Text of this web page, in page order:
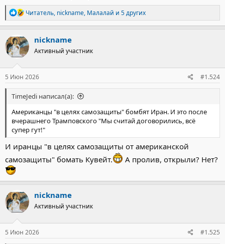
Р
е
а
ц
и
:
Читатель, nickname, Малалай и 5 других
nickname
Активный участник
5 Июн 2026 #1.524
TimeJedi написал(а):
Американцы "в целях самозащиты" бомбят Иран. И это после
вчерашнего Трамповского "Мы считай договорились, всё
супер гут!"
И иранцы "в целях самозащиты от американской
самозащиты" бомать Кувейт.
А пролив, открыли? Нет?
nickname
Активный участник
5 Июн 2026 #1.525